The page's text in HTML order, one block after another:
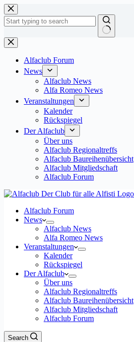
Zum
Inhalt
springen
Keine
Ergebnisse
Alfaclub Forum
News
Alfaclub News
Alfa Romeo News
Veranstaltungen
Kalender
Rückspiegel
Der Alfaclub
Über uns
Alfaclub Regionaltreffs
Alfaclub Baureihenübersicht
Alfaclub Mitgliedschaft
Alfaclub Forum
Alfaclub Forum
News
Alfaclub News
Alfa Romeo News
Veranstaltungen
Kalender
Rückspiegel
Der Alfaclub
Über uns
Alfaclub Regionaltreffs
Alfaclub Baureihenübersicht
Alfaclub Mitgliedschaft
Alfaclub Forum
Search